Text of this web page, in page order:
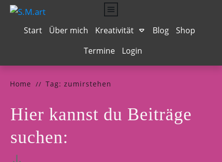
Start Über mich Kreativität Blog
Shop
Termine
Login
Home // Tag: zumirstehen
Hier kannst du Beiträge
suchen: